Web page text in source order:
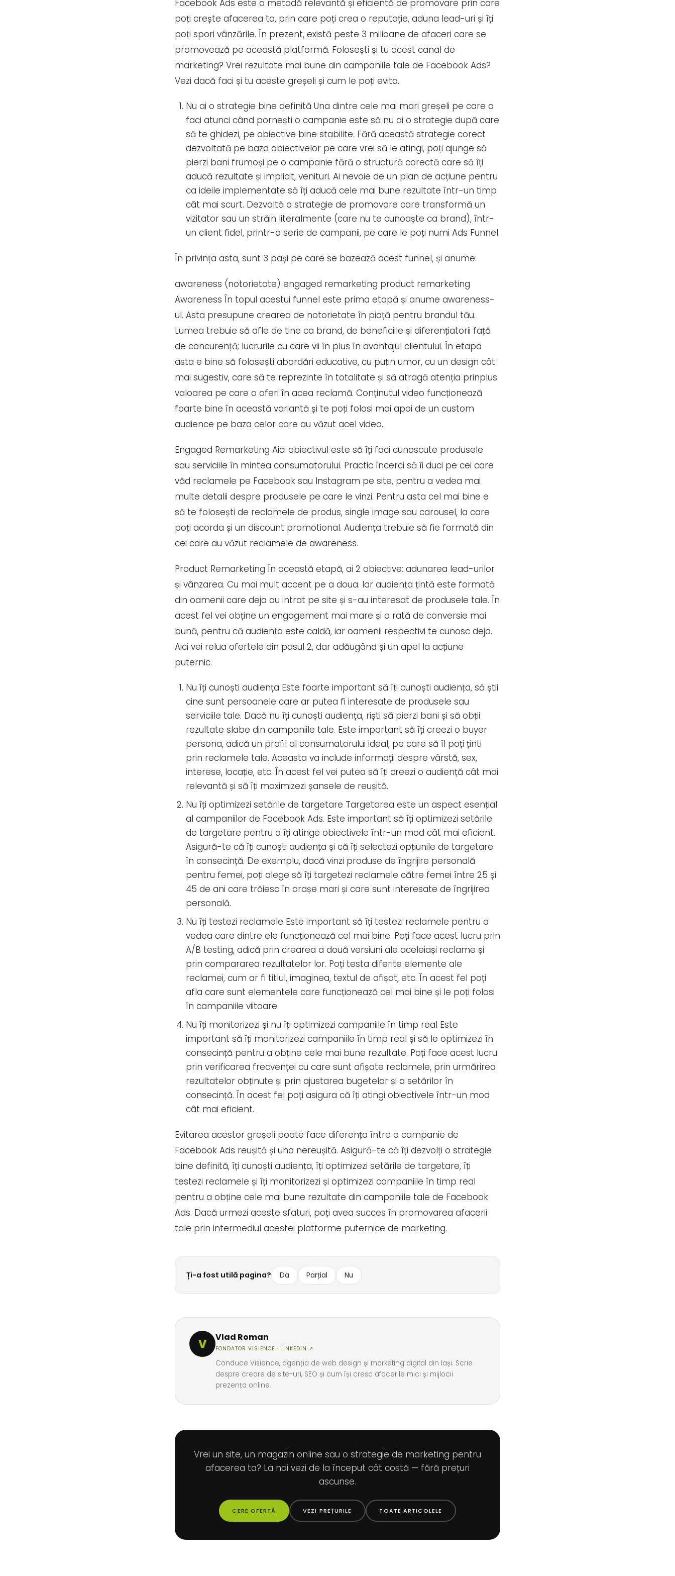
Facebook Ads este o metodă relevantă și eficientă de promovare prin care
poți crește afacerea ta, prin care poți crea o reputație, aduna lead-uri și îți
poți spori vânzările. În prezent, există peste 3 milioane de afaceri care se
promovează pe această platformă. Folosești și tu acest canal de
marketing? Vrei rezultate mai bune din campaniile tale de Facebook Ads?
Vezi dacă faci și tu aceste greșeli și cum le poți evita.
Nu ai o strategie bine definită Una dintre cele mai mari greșeli pe care o
faci atunci când pornești o campanie este să nu ai o strategie după care
să te ghidezi, pe obiective bine stabilite. Fără această strategie corect
dezvoltată pe baza obiectivelor pe care vrei să le atingi, poți ajunge să
pierzi bani frumoși pe o campanie fără o structură corectă care să îți
aducă rezultate și implicit, venituri. Ai nevoie de un plan de acțiune pentru
ca ideile implementate să îți aducă cele mai bune rezultate într-un timp
cât mai scurt. Dezvoltă o strategie de promovare care transformă un
vizitator sau un străin literalmente (care nu te cunoaște ca brand), într-
un client fidel, printr-o serie de campanii, pe care le poți numi Ads Funnel.
În privința asta, sunt 3 pași pe care se bazează acest funnel, și anume:
awareness (notorietate) engaged remarketing product remarketing
Awareness În topul acestui funnel este prima etapă și anume awareness-
ul. Asta presupune crearea de notorietate în piață pentru brandul tău.
Lumea trebuie să afle de tine ca brand, de beneficiile și diferențiatorii față
de concurență; lucrurile cu care vii în plus în avantajul clientului. În etapa
asta e bine să folosești abordări educative, cu puțin umor, cu un design cât
mai sugestiv, care să te reprezinte în totalitate și să atragă atenția prinplus
valoarea pe care o oferi în acea reclamă. Conținutul video funcționează
foarte bine în această variantă și te poți folosi mai apoi de un custom
audience pe baza celor care au văzut acel video.
Engaged Remarketing Aici obiectivul este să îți faci cunoscute produsele
sau serviciile în mintea consumatorului. Practic încerci să îi duci pe cei care
văd reclamele pe Facebook sau Instagram pe site, pentru a vedea mai
multe detalii despre produsele pe care le vinzi. Pentru asta cel mai bine e
să te folosești de reclamele de produs, single image sau carousel, la care
poți acorda și un discount promotional. Audiența trebuie să fie formată din
cei care au văzut reclamele de awareness.
Product Remarketing În această etapă, ai 2 obiective: adunarea lead-urilor
și vânzarea. Cu mai mult accent pe a doua. Iar audiența țintă este formată
din oamenii care deja au intrat pe site și s-au interesat de produsele tale. În
acest fel vei obține un engagement mai mare și o rată de conversie mai
bună, pentru că audiența este caldă, iar oamenii respectivi te cunosc deja.
Aici vei relua ofertele din pasul 2, dar adăugând și un apel la acțiune
puternic.
Nu îți cunoști audiența Este foarte important să îți cunoști audiența, să știi
cine sunt persoanele care ar putea fi interesate de produsele sau
serviciile tale. Dacă nu îți cunoști audiența, riști să pierzi bani și să obții
rezultate slabe din campaniile tale. Este important să îți creezi o buyer
persona, adică un profil al consumatorului ideal, pe care să îl poți ținti
prin reclamele tale. Aceasta va include informații despre vârstă, sex,
interese, locație, etc. În acest fel vei putea să îți creezi o audiență cât mai
relevantă și să îți maximizezi șansele de reușită.
Nu îți optimizezi setările de targetare Targetarea este un aspect esențial
al campaniilor de Facebook Ads. Este important să îți optimizezi setările
de targetare pentru a îți atinge obiectivele într-un mod cât mai eficient.
Asigură-te că îți cunoști audiența și că îți selectezi opțiunile de targetare
în consecință. De exemplu, dacă vinzi produse de îngrijire personală
pentru femei, poți alege să îți targetezi reclamele către femei între 25 și
45 de ani care trăiesc în orașe mari și care sunt interesate de îngrijirea
personală.
Nu îți testezi reclamele Este important să îți testezi reclamele pentru a
vedea care dintre ele funcționează cel mai bine. Poți face acest lucru prin
A/B testing, adică prin crearea a două versiuni ale aceleiași reclame și
prin compararea rezultatelor lor. Poți testa diferite elemente ale
reclamei, cum ar fi titlul, imaginea, textul de afișat, etc. În acest fel poți
afla care sunt elementele care funcționează cel mai bine și le poți folosi
în campaniile viitoare.
Nu îți monitorizezi și nu îți optimizezi campaniile în timp real Este
important să îți monitorizezi campaniile în timp real și să le optimizezi în
consecință pentru a obține cele mai bune rezultate. Poți face acest lucru
prin verificarea frecvenței cu care sunt afișate reclamele, prin urmărirea
rezultatelor obținute și prin ajustarea bugetelor și a setărilor în
consecință. În acest fel poți asigura că îți atingi obiectivele într-un mod
cât mai eficient.
Evitarea acestor greșeli poate face diferența între o campanie de
Facebook Ads reușită și una nereușită. Asigură-te că îți dezvolți o strategie
bine definită, îți cunoști audiența, îți optimizezi setările de targetare, îți
testezi reclamele și îți monitorizezi și optimizezi campaniile în timp real
pentru a obține cele mai bune rezultate din campaniile tale de Facebook
Ads. Dacă urmezi aceste sfaturi, poți avea succes în promovarea afacerii
tale prin intermediul acestei platforme puternice de marketing.
Ți-a fost utilă pagina? Da Parțial Nu
V Vlad Roman
FONDATOR VISIENCE · LINKEDIN ↗
Conduce Visience, agenția de web design și marketing digital din Iași. Scrie
despre creare de site-uri, SEO și cum își cresc afacerile mici și mijlocii
prezența online.
Vrei un site, un magazin online sau o strategie de marketing pentru
afacerea ta? La noi vezi de la început cât costă — fără prețuri
ascunse.
CERE OFERTĂ VEZI PREȚURILE TOATE ARTICOLELE